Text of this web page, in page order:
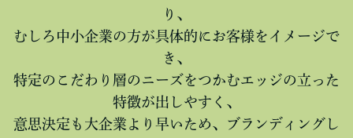
り、
むしろ中小企業の方が具体的にお客様をイメージで
き、
特定のこだわり層のニーズをつかむエッジの立った
特徴が出しやすく、
意思決定も大企業より早いため、ブランディングし